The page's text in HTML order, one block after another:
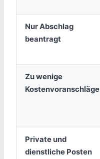
Nur Abschlag
beantragt
Zu wenige
Kostenvoranschläge
Private und
dienstliche Posten